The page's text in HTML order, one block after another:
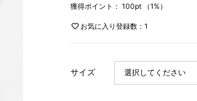
獲得ポイント： 100pt （1%）
お気に入り登録数：1
サイズ